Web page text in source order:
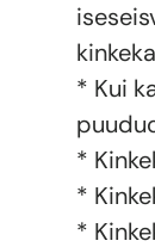
* Kui
*
*
*